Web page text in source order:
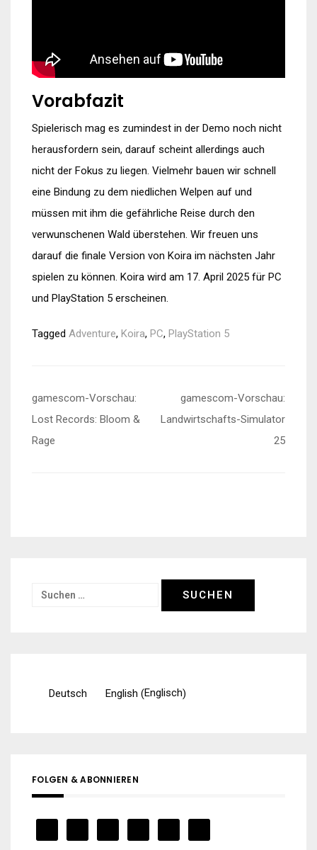
Vorabfazit
Spielerisch mag es zumindest in der Demo noch nicht
herausfordern sein, darauf scheint allerdings auch
nicht der Fokus zu liegen. Vielmehr bauen wir schnell
eine Bindung zu dem niedlichen Welpen auf und
müssen mit ihm die gefährliche Reise durch den
verwunschenen Wald überstehen. Wir freuen uns
darauf die finale Version von Koira im nächsten Jahr
spielen zu können. Koira wird am 17. April 2025 für PC
und PlayStation 5 erscheinen.
Tagged Adventure, Koira, PC, PlayStation 5
Beitragsnavigation
gamescom-Vorschau:
Lost Records: Bloom &
Rage
gamescom-Vorschau:
Landwirtschafts-Simulator
25
Suchen
Deutsch English (Englisch)
FOLGEN & ABONNIEREN